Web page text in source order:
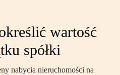
wartość
spółki
nabycia nieruchomości na